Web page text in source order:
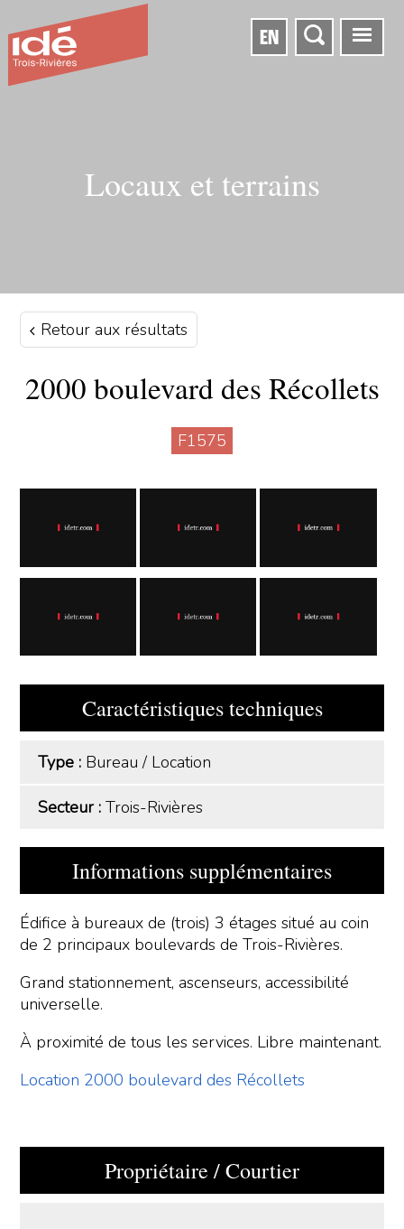
EN
Locaux et terrains
Retour aux résultats
2000 boulevard des Récollets
F1575
Caractéristiques techniques
Type : Bureau/ Location
Secteur :Trois-Rivières
Informations supplémentaires
Édifice à bureaux de (trois) 3 étages situé au coin
de 2 principaux boulevards de Trois-Rivières.
Grand stationnement, ascenseurs, accessibilité
universelle.
À proximité de tous les services. Libre maintenant.
Location 2000 boulevard des Récollets
Propriétaire / Courtier